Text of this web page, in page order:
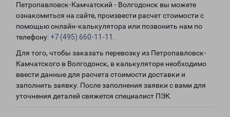
Петропавловск-Камчатский - Волгодонск вы можете
ознакомиться на сайте, произвести расчет стоимости с
помощью онлайн-калькулятора или позвонить нам по
телефону: +7 (495) 660-11-11
Для того, чтобы заказать перевозку из Петропавловск-
Камчатского в Волгодонск, в калькуляторе необходимо
ввести данные для расчета стоимости доставки и
заполнить заявку. После заполнения заявки с вами для
уточнения деталей свяжется специалист ПЭК.